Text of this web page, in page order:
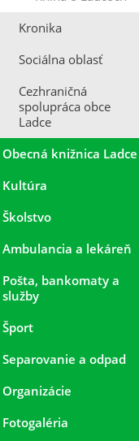
Kronika
Sociálna oblasť
Cezhraničná
spolupráca obce
Ladce
Obecná knižnica Ladce
Kultúra
Školstvo
Ambulancia a lekáreň
Pošta, bankomaty a
služby
Šport
Separovanie a odpad
Organizácie
Fotogaléria